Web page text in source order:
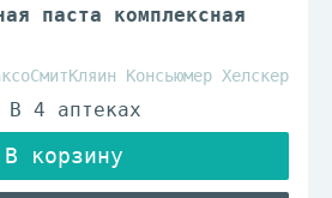
паста комплексная
Консьюмер Хелскер